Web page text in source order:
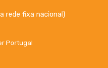
rede fixa nacional)
Portugal